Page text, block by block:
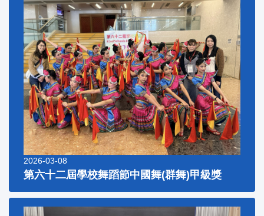
2026-03-08
第六十二屆學校舞蹈節中國舞(群舞)甲級獎